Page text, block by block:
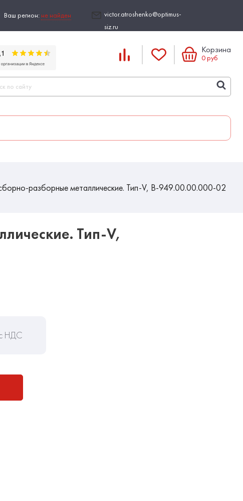
Ваш регион: не найден
victor.atroshenko@optimus-
siz.ru
Корзина
0руб
разборные металлические. Тип-V, В-949.00.00.000-02
Тип-V,
НДС